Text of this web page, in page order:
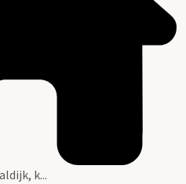
k...